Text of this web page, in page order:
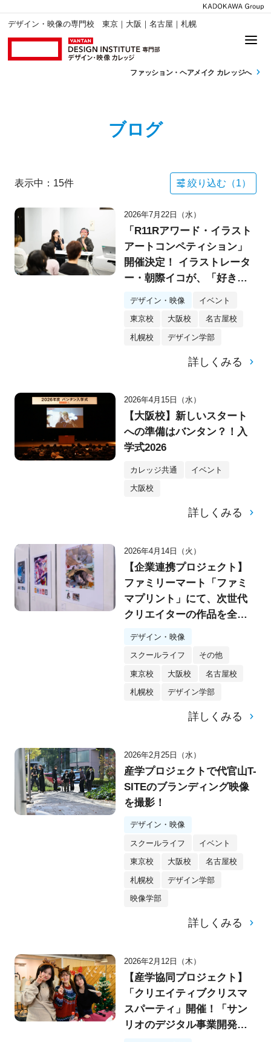
デザイン・映像の専門校 東京｜大阪｜名古屋｜札幌
ファッション・ ヘアメイク カレッジへ
ブログ
表示中： 15件 絞り込む（1）
2026年7月22日（水）
「R11Rアワード・イラスト
アートコンペティション」
開催決定！ イラストレータ
ー・朝際イコが、「好き」
をブランドに変える思考法
デザイン・映像 イベント
東京校 大阪校 名古屋校
札幌校 デザイン学部
詳しくみる
2026年4月15日（水）
【大阪校】新しいスタート
への準備はバンタン？！入
学式2026
カレッジ共通 イベント
大阪校
詳しくみる
2026年4月14日（火）
【企業連携プロジェクト】
ファミリーマート「ファミ
マプリント」にて、次世代
クリエイターの作品を全国
展開！
デザイン・映像
スクールライフ その他
東京校 大阪校 名古屋校
札幌校 デザイン学部
詳しくみる
2026年2月25日（水）
産学プロジェクトで代官山T-
SITEのブランディング映像
を撮影！
デザイン・映像
スクールライフ イベント
東京校 大阪校 名古屋校
札幌校 デザイン学部
映像学部
詳しくみる
2026年2月12日（木）
【産学協同プロジェクト】
「クリエイティブクリスマ
スパーティ」開催！「サン
リオのデジタル事業開発